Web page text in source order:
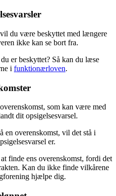
du være beskyttet med længere
ikke kan se bort fra.
er beskyttet? Så kan du læse
i funktionærloven.
som kan være med
dit opsigelsesvarsel.
en overenskomst, vil det stå i
er.
finde ens overenskomst, fordi det
Kan du ikke finde vilkårene
hjælpe dig.